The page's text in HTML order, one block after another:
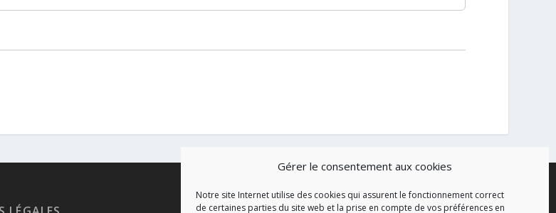
Gérer le consentement aux cookies
Notre site Internet utilise des cookies qui assurent le fonctionnement correct
de certaines parties du site web et la prise en compte de vos préférences en